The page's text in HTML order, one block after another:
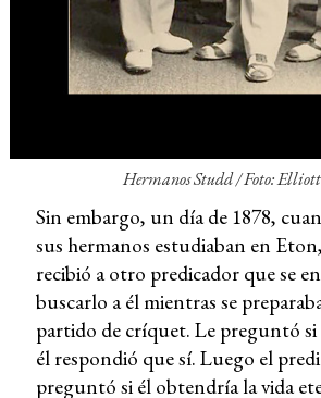
Hermanos Studd / Foto:
Sin embargo, un día de 1878,
sus hermanos estudiaban en
recibió a otro predicador que se
buscarlo a él mientras se
partido de críquet. Le preguntó si
él respondió que sí. Luego el
preguntó si él obtendría la vida